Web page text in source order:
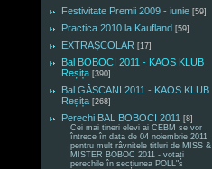
Festivitate Premii 2009 - iunie [59]
Practica 2010 la Kaufland [59]
EXTRAȘCOLAR [17]
Bal BOBOCI 2011 - KAOS KLUB
Reșița [390]
Bal GÂSCANI 2011 - KAOS KLUB
Reșița [268]
Perechi BAL BOBOCI 2011 [8]
Cei mai tineri elevi ai CEBM se vor
întrece în data de 04 noiembrie 2011
pentru mult râvnitele titluri de MISS &
MISTER BOBOC 2011 - votați
perechile în secțiunea POLL"s